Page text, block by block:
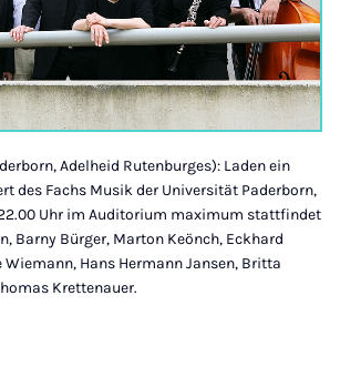
Adelheid Rutenburges): Laden ein
des Fachs Musik der Universität Paderborn,
Uhr im Auditorium maximum stattfindet
Barny Bürger, Marton Keönch, Eckhard
Hans Hermann Jansen, Britta
Krettenauer.